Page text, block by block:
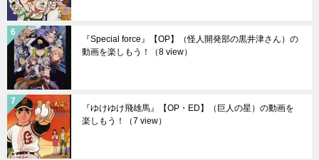
『Special force』【OP】（怪人開発部の黒井津さん）の
動画を楽しもう！
（8 view）
『ゆけゆけ飛雄馬』【OP・ED】（巨人の星）の動画を
楽しもう！
（7 view）